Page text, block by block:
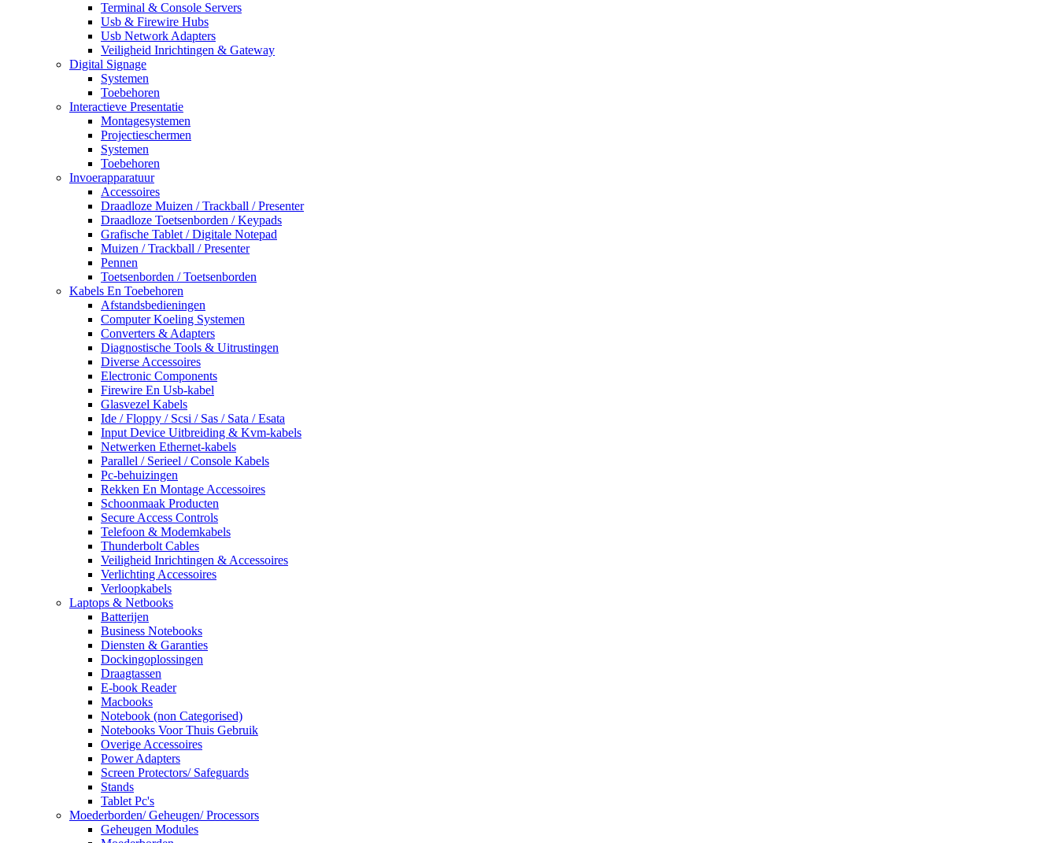
Terminal & Console Servers
Usb & Firewire Hubs
Usb Network Adapters
Veiligheid Inrichtingen & Gateway
Digital Signage
Systemen
Toebehoren
Interactieve Presentatie
Montagesystemen
Projectieschermen
Systemen
Toebehoren
Invoerapparatuur
Accessoires
Draadloze Muizen / Trackball / Presenter
Draadloze Toetsenborden / Keypads
Grafische Tablet / Digitale Notepad
Muizen / Trackball / Presenter
Pennen
Toetsenborden / Toetsenborden
Kabels En Toebehoren
Afstandsbedieningen
Computer Koeling Systemen
Converters & Adapters
Diagnostische Tools & Uitrustingen
Diverse Accessoires
Electronic Components
Firewire En Usb-kabel
Glasvezel Kabels
Ide / Floppy / Scsi / Sas / Sata / Esata
Input Device Uitbreiding & Kvm-kabels
Netwerken Ethernet-kabels
Parallel / Serieel / Console Kabels
Pc-behuizingen
Rekken En Montage Accessoires
Schoonmaak Producten
Secure Access Controls
Telefoon & Modemkabels
Thunderbolt Cables
Veiligheid Inrichtingen & Accessoires
Verlichting Accessoires
Verloopkabels
Laptops & Netbooks
Batterijen
Business Notebooks
Diensten & Garanties
Dockingoplossingen
Draagtassen
E-book Reader
Macbooks
Notebook (non Categorised)
Notebooks Voor Thuis Gebruik
Overige Accessoires
Power Adapters
Screen Protectors/ Safeguards
Stands
Tablet Pc's
Moederborden/ Geheugen/ Processors
Geheugen Modules